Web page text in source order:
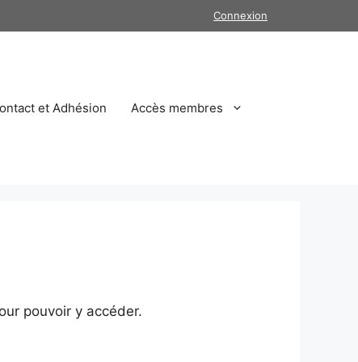
Connexion
et Adhésion Accès membres
pouvoir y accéder.